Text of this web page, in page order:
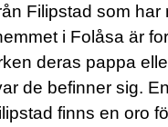
Filipstad som har
i Folåsa är
deras pappa
de befinner sig.
finns en oro